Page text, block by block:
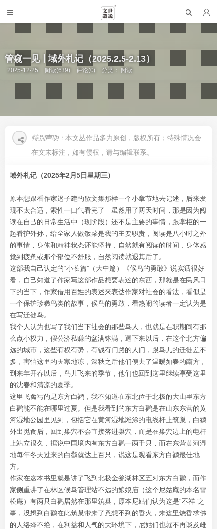
管窥一见丨域外札记（2025.2.5-2.13）
2025-12-25 阅读(639) 评论(0) 分类：阅读
特别声明： 本文丛作品多为原创，版权所有；特殊情况会
在文末标注，如有侵权，请与编辑联系。
域外札记（2025年2月5日星期三）
原本想跟看作家迟子建的散文集那样一个小章节地去记述，后来发
现不太合适，索性一口气看完了，虽然用了两天时间，那是因为阅
读在自己的日常生活中（现阶段）还不是主要的事情，跟掌柜的一
起看护外孙，给全家人做饭菜是我的主要职责，阅读是八小时之外
的事情，身体和精神状态还能坚持，自然就有阅读的时间，身体感
觉到疲惫或那个部位不舒服，自然阅读就退其后了。
这部我自己认定的“小长篇”（大中篇）《候鸟的勇敢》说实话很好
看，自己知道了作家写这部作品想要表述的东西，那就是在民风日
下的当下，作家借用百姓的表述来表达作家对社会的看法，看似是
一个保护珍稀鸟类的故事，候鸟的勇敢，看热闹的读者一定认为是
在写迁徙鸟。
我个人认为也写了我们当下社会的那些鸟人，也就是在职期间有那
么点小权力，假公济私赚的盆满钵满，退下来以后，在这个北方偏
远的城市，这些有权有势，有钱有门路的人们，跟鸟儿的迁徙差不
多，害怕这里的天寒地冻，深秋之后他们便去了温暖如春的南方，
到来年开春以后，鸟儿飞来的季节，他们也回到这里继续享受这里
的沈春和清凉的夏季。
这里飞禽写的是东方白鹳，我不知道在东北位于北极的大山里东方
白鹳能不能在哪里过夏。但是我看到的东方白鹳是在山东东营的黄
河湿地公园里见到，包括它在黄河湿地滩涂的电线杆上筑巢，白鹳
外出觅食后，回到巢穴不会直接落进巢穴，而是在巢穴边上的电杆
上站立很久，据说中国境内有东方白鹳一两千只，而在东营黄河湿
地每年冬天过来的白鹳就达上百只，说这是观看东方白鹳最佳地
方。
作家在这本书里就是讲了飞到北极金瓮湖林区五对东方白鹳，而作
家侧重讲了在林区候鸟管理站不远的娘娘庙（这个尼姑庵的本名雪
松庵）有两只白鹳居然在那里筑巢，原本尼姑们认为这是“不祥”之
事，没想到白鹳在此筑巢带来了意想不到的香火，来这里烧香求佛
的人络绎不绝，在利益和人气的大环境下，尼姑们也就不再谈及雌